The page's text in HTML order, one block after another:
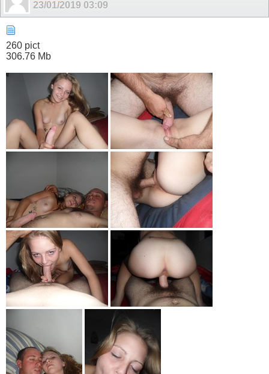
23/01/2019 03:09
260 pict
306.76 Mb